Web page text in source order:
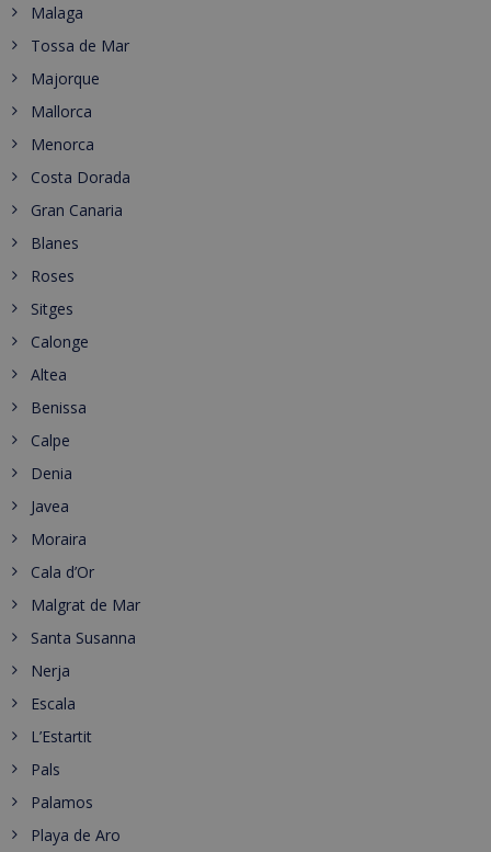
Malaga
Tossa de Mar
Majorque
Mallorca
Menorca
Costa Dorada
Gran Canaria
Blanes
Roses
Sitges
Calonge
Altea
Benissa
Calpe
Denia
Javea
Moraira
Cala d’Or
Malgrat de Mar
Santa Susanna
Nerja
Escala
L’Estartit
Pals
Palamos
Playa de Aro